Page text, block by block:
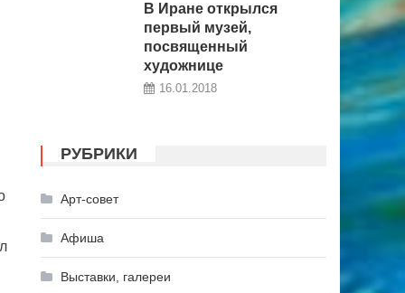
В Иране открылся
первый музей,
посвященный
художнице
16.01.2018
РУБРИКИ
Арт-совет
Афиша
Выставки, галереи